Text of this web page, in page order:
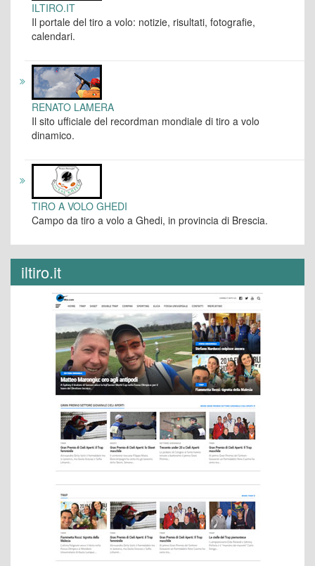
ILTIRO.IT
Il portale del tiro a volo: notizie, risultati, fotografie,
calendari.
RENATO LAMERA
Il sito ufficiale del recordman mondiale di tiro a volo
dinamico.
TIRO A VOLO GHEDI
Campo da tiro a volo a Ghedi, in provincia di Brescia.
iltiro.it